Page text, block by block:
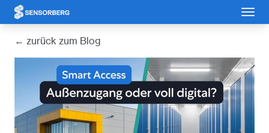
Cookie-Einstellungen
← zurück zum Blog